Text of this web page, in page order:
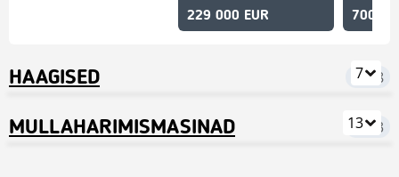
229 000 EUR
7000
HAAGISED 2678
7
MULLAHARIMISMASINAD 8143
13